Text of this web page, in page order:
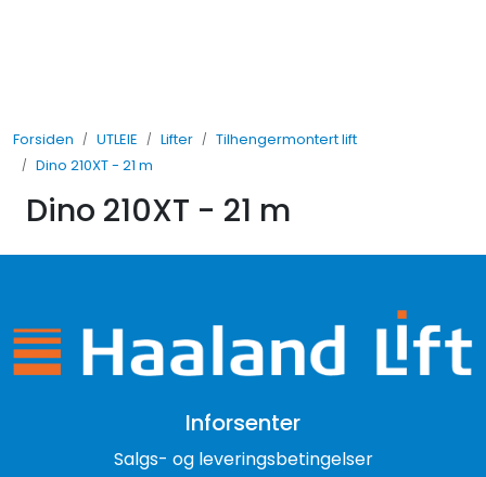
Forsiden UTLEIE Lifter
Tilhengermontert lift
Dino 210XT - 21 m
Dino 210XT - 21 m
Inforsenter
Salgs- og leveringsbetingelser
SALG
TJENESTER